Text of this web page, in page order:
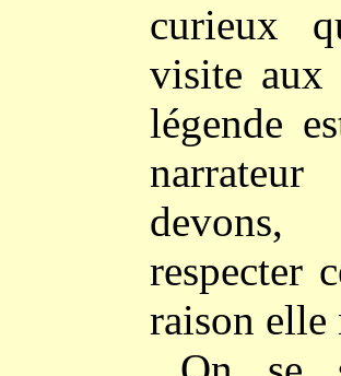
curieux
visite aux
légende
devons,
respecter
raison elle